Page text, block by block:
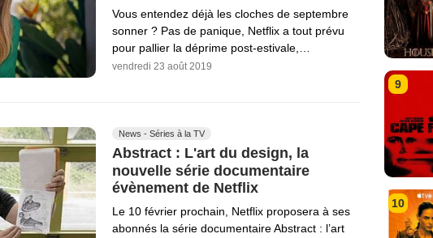
Vous entendez déjà les cloches de septembre
sonner ? Pas de panique, Netflix a tout prévu
pour pallier la déprime post-estivale,…
vendredi 23 août 2019
News - Séries à la TV
Abstract : L'art du design, la
nouvelle série documentaire
évènement de Netflix
Le 10 février prochain, Netflix proposera à ses
abonnés la série documentaire Abstract : l’art
9
10